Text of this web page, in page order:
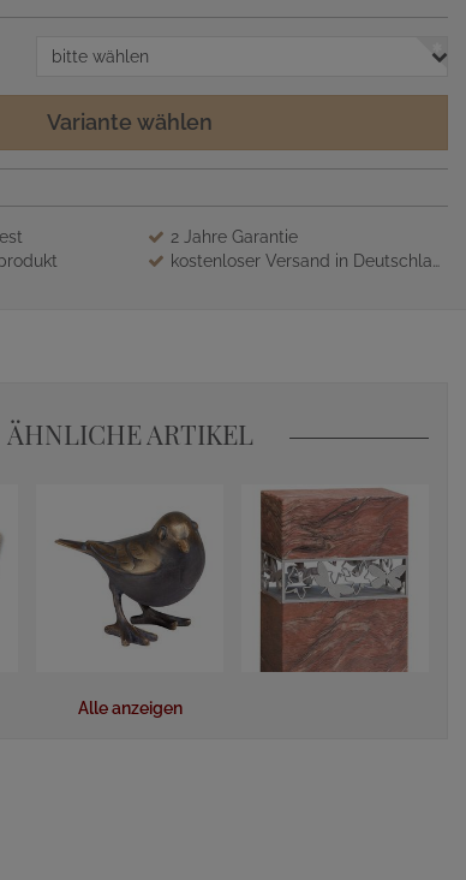
bitte wählen
Variante wählen
2 Jahre Garantie
kostenloser Versand in Deutschland
ÄHNLICHE ARTIKEL
Alle anzeigen